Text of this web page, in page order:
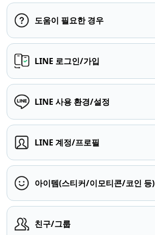
도움이 필요한 경우
LINE 로그인/가입
LINE 사용 환경/설정
LINE 계정/프로필
아이템(스티커/이모티콘/코인 등)
친구/그룹